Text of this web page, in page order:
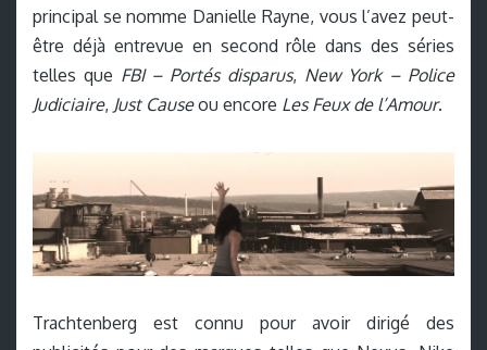
principal se nomme Danielle Rayne, vous l’avez peut-
être déjà entrevue en second rôle dans des séries
telles que FBI – Portés disparus, New York – Police
Judiciaire, Just Causeou encore Les Feux de l’Amour.
Trachtenberg est connu pour avoir dirigé des